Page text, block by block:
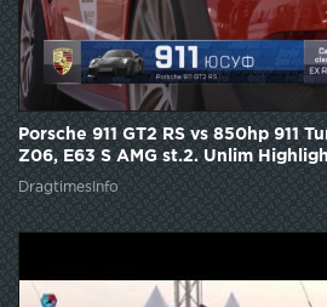
Porsche 911 GT2 RS vs 850hp 911
Z06, E63 S AMG st.2. Unlim
DragtimesInfo